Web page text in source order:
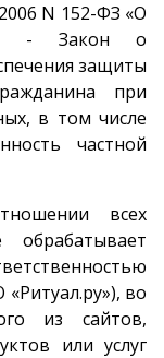
N 152-ФЗ «О
- Закон о
защиты
при
в том числе
частной
всех
обрабатывает
во
из сайтов,
или услуг